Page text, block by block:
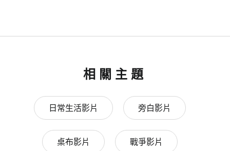
相關主題
日常生活影片 旁白影片
桌布影片 戰爭影片